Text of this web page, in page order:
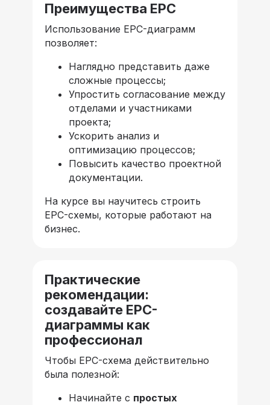
Преимущества EPC
Использование EPC-диаграмм
позволяет:
Наглядно представить даже
сложные процессы;
Упростить согласование между
отделами и участниками
проекта;
Ускорить анализ и
оптимизацию процессов;
Повысить качество проектной
документации.
На курсе вы научитесь строить
EPC-схемы, которые работают на
бизнес.
Практические
рекомендации:
создавайте EPC-
диаграммы как
профессионал
Чтобы EPC-схема действительно
была полезной:
Начинайте с простых